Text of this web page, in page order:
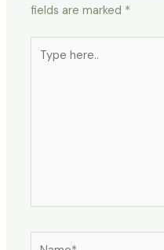
fields are marked *
here..